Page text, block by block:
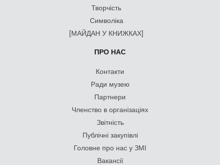
Творчість
Символіка
[МАЙДАН У КНИЖКАХ]
ПРО НАС
Контакти
Ради музею
Партнери
Членство в організаціях
Звітність
Публічні закупівлі
Головне про нас у ЗМІ
Вакансії